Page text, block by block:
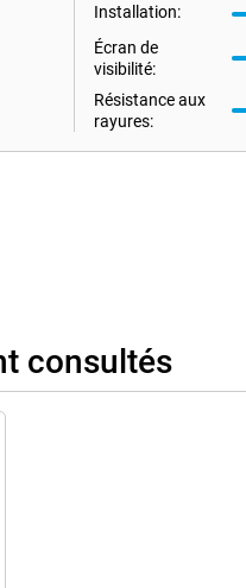
Installation:
Écran de
visibilité:
Résistance aux
rayures:
consultés